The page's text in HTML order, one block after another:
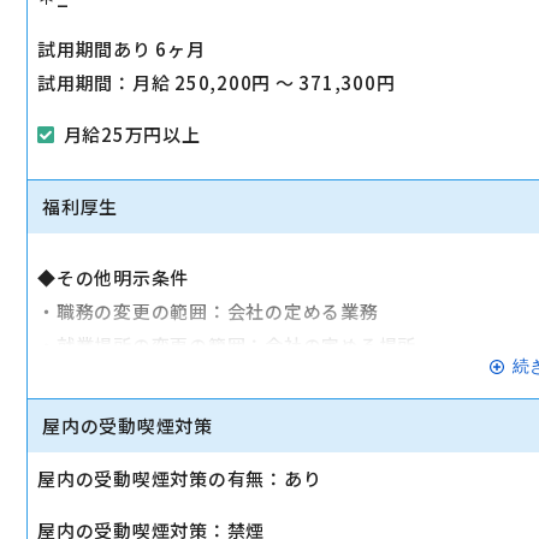
試用期間あり 6ヶ月
試用期間：月給 250,200円 〜 371,300円
月給25万円以上
福利厚生
◆その他明示条件
・職務の変更の範囲：会社の定める業務
・就業場所の変更の範囲：会社の定める場所
◆厚生年金
◆労働災害補償保険（労災）
続
屋内の受動喫煙対策
屋内の受動喫煙対策の有無：あり
屋内の受動喫煙対策：禁煙